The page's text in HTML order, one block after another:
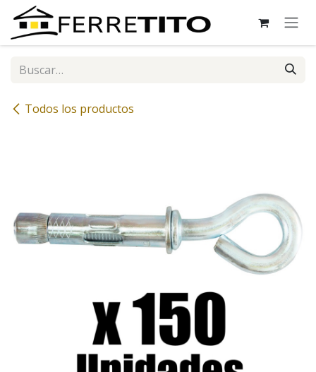
Ir al contenido
Todos los productos